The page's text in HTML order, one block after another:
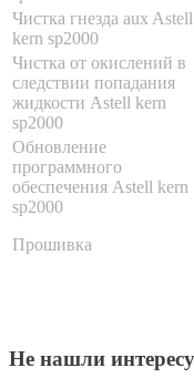
Чистка гнезда aux Astell
kern sp2000
Чистка от окислений в
следствии попадания
жидкости Astell kern
sp2000
Обновление
программного
обеспечения Astell kern
sp2000
Прошивка
Не нашли